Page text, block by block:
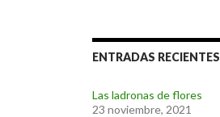
ENTRADAS RECIENTES
Las ladronas de flores
23 noviembre, 2021